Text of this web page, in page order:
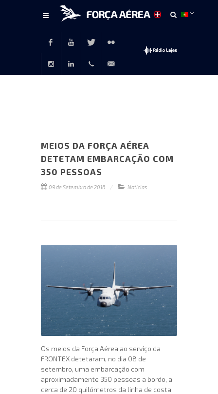
FacebookYoutubeTwitter Flickr
MEIOS DA FORÇA AÉREA
DETETAM EMBARCAÇÃO COM
350 PESSOAS
09 de Setembro de 2016 Notícias
Os meios da Força Aérea ao serviço da
FRONTEX detetaram, no dia 08 de
setembro, uma embarcação com
aproximadamente 350 pessoas a bordo, a
cerca de 20 quilómetros da linha de costa